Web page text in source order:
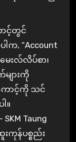
င့်တွင်
က, “Account
ေးလ်လိပ်စာ၊
ျားကို
ောင့်ကို သင်
။
SKM Taung
းကုန်ပစ္စည်း